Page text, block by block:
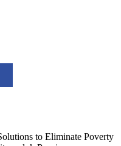
to Eliminate Poverty